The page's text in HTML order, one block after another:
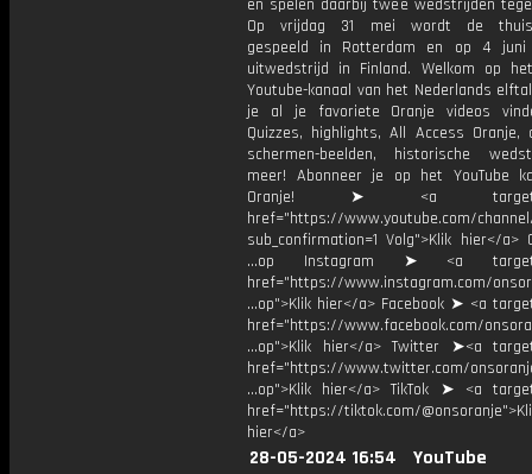
en spelen daarbij twee wedstrijden
Op vrijdag 31 mei wordt de
gespeeld in Rotterdam en op 4
uitwedstrijd in Finland. Welkom op
Youtube-kanaal van het Nederlands
je al je favoriete Oranje videos
Quizzes, highlights, All Access Oranje,
schermen-beelden, historische
meer! Abonneer je op het YouTube
Oranje! ➤ <a
href="https://www.youtube.com/channel/
sub_confirmation=1 Volg">Klik hier</a>
...op Instagram ➤ <a
href="https://www.instagram.com/
...op">Klik hier</a> Facebook ➤ <a
href="https://www.facebook.com/
...op">Klik hier</a> Twitter ➤<a
href="https://www.twitter.com/
...op">Klik hier</a> TikTok ➤ <a
href="https://tiktok.com/
hier</a>
28-05-2024 16:54
YouTube